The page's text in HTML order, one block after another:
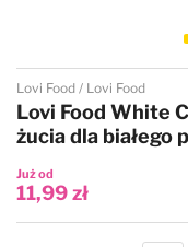
Przejdź na początek
Lovi Food Lovi Food
Lovi Food White
żucia dla białego
Już od
11,99 zł